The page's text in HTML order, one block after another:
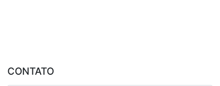
CONTATO